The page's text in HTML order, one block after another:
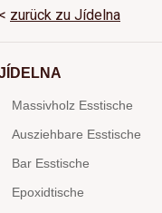
< zurück zu Jídelna
Massivholz Esstische
Ausziehbare Esstische
Bar Esstische
Epoxidtische